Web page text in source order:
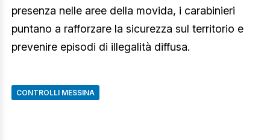
presenza nelle aree della movida, i carabinieri
puntano a rafforzare la sicurezza sul territorio e
prevenire episodi di illegalità diffusa.
CONTROLLI MESSINA